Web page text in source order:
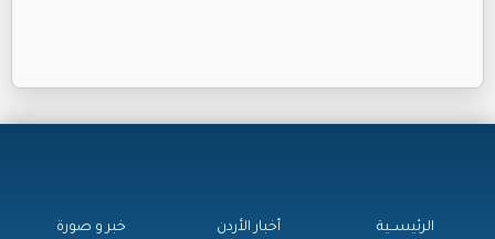
الرئيســية أخبار الأردن خبر و صورة